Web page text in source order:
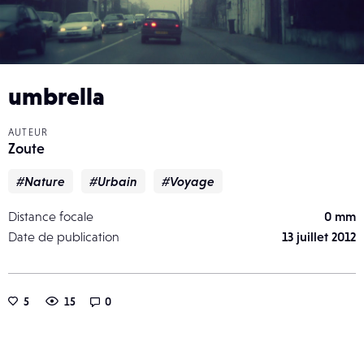
umbrella
AUTEUR
Zoute
#Nature #Urbain #Voyage
Distance focale
0 mm
Date de publication
13 juillet 2012
5 15 0